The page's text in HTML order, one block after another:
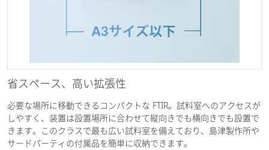
省スペース、高い拡張性
必要な場所に移動できるコンパクトな FTIR。試料室へのアクセスが
しやすく、装置は設置場所に合わせて縦向きでも横向きでも設置で
きます。このクラスで最も広い試料室を備えており、島津製作所や
サードパーティの付属品を簡単に収納できます。